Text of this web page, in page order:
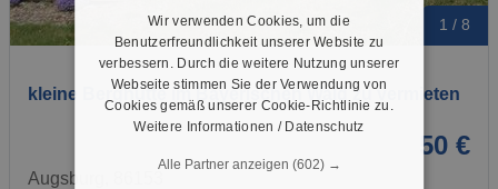
1 / 8
kleine Berghütte im Bayerischen Wald zu vermieten
50 €
Augsburg, 86153
Wir verwenden Cookies, um die
Benutzerfreundlichkeit unserer Website zu
verbessern. Durch die weitere Nutzung unserer
Webseite stimmen Sie der Verwendung von
Cookies gemäß unserer Cookie-Richtlinie zu.
Weitere Informationen / Datenschutz
Alle Partner anzeigen (602) →